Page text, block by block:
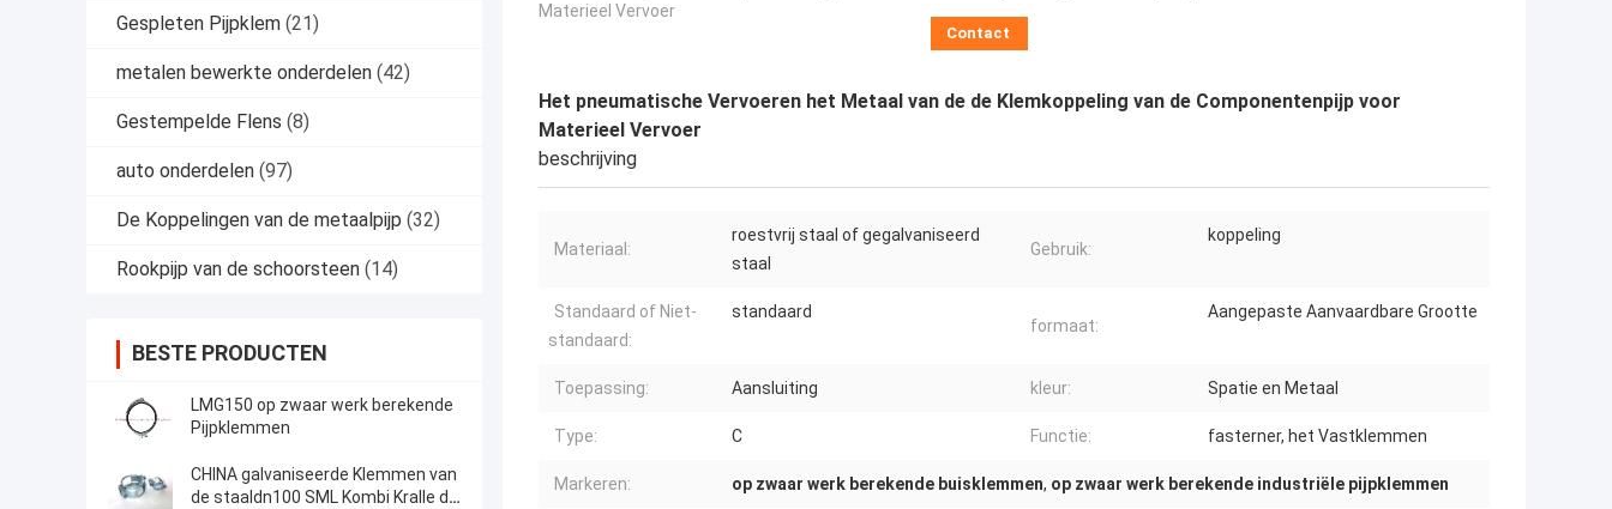
Gespleten Pijpklem (21)
metalen bewerkte onderdelen (42)
Gestempelde Flens (8)
auto onderdelen (97)
De Koppelingen van de metaalpijp (32)
Rookpijp van de schoorsteen (14)
BESTE PRODUCTEN
LMG150 op zwaar werk berekende
Pijpklemmen
CHINA galvaniseerde Klemmen van
de staaldn100 SML Kombi Kralle de
Materieel Vervoer
Contact
Het pneumatische Vervoeren het Metaal van de de Klemkoppeling van de Componentenpijp voor
Materieel Vervoer
beschrijving
Materiaal:
roestvrij staal of gegalvaniseerd
staal
Gebruik:
koppeling
Standaard of Niet-
standaard:
standaard
formaat:
Aangepaste Aanvaardbare Grootte
Toepassing: Aansluiting kleur: Spatie en Metaal
Type: C Functie: fasterner, het Vastklemmen
Markeren: op zwaar werk berekende buisklemmen, op zwaar werk berekende industriële pijpklemmen